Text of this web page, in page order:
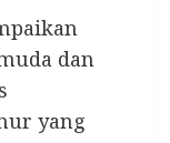
dan
yang